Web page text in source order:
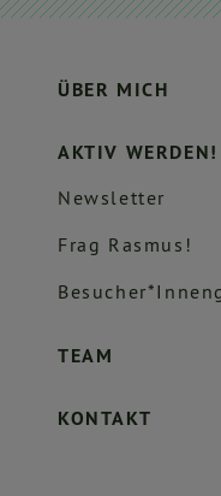
ÜBER MICH
AKTIV WERDEN!
Newsletter
Frag Rasmus!
TEAM
KONTAKT